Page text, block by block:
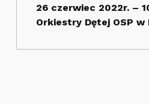
26 czerwiec 2022r. –
Orkiestry Dętej OSP w